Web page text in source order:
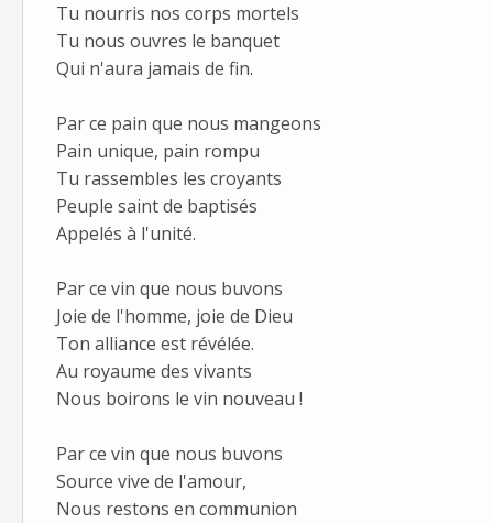
Tu nourris nos corps mortels
Tu nous ouvres le banquet
Qui n'aura jamais de fin.
Par ce pain que nous mangeons
Pain unique, pain rompu
Tu rassembles les croyants
Peuple saint de baptisés
Appelés à l'unité.
Par ce vin que nous buvons
Joie de l'homme, joie de Dieu
Ton alliance est révélée.
Au royaume des vivants
Nous boirons le vin nouveau !
Par ce vin que nous buvons
Source vive de l'amour,
Nous restons en communion